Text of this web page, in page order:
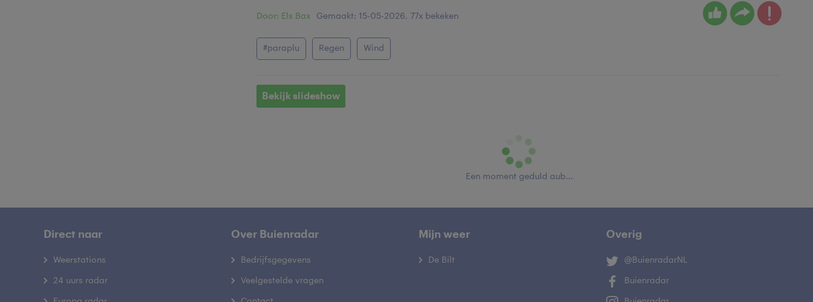
Door: Els Bax Gemaakt: 15-05-2026, 77x bekeken
#paraplu Regen Wind
Bekijk slideshow
Een moment geduld aub...
Direct naar
Weerstations
24 uurs radar
Over Buienradar
Bedrijfsgegevens
Veelgestelde vragen
Mijn weer
De Bilt
Overig
@BuienradarNL
Buienradar